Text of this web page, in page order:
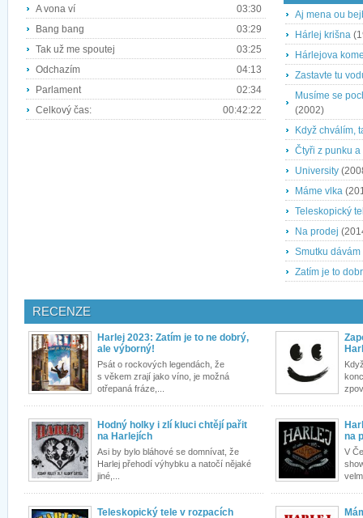
A vona ví
03:30
Bang bang
03:29
Tak už me spoutej
03:25
Odchazím
04:13
Parlament
02:34
Celkový čas:
00:42:22
Aj mena ou
Hárlej krišna
Hárlejova
Zastavte tu
Musíme se
(2002)
Když chválím,
Čtyři z punku a
University
Máme vlka
Teleskopický
Na prodej
Smutku
Zatím je to
RECENZE
Harlej 2023: Zatím je to ne dobrý,
ale výborný!
Psát o rockových legendách, že
s věkem zrají jako víno, je možná
otřepaná fráze,...
Hodný holky i zlí kluci chtějí pařit
na Harlejích
Asi by bylo bláhové se domnívat, že
Harlej přehodí výhybku a natočí nějaké
jiné,...
na
V
Teleskopický tele v rozpacích